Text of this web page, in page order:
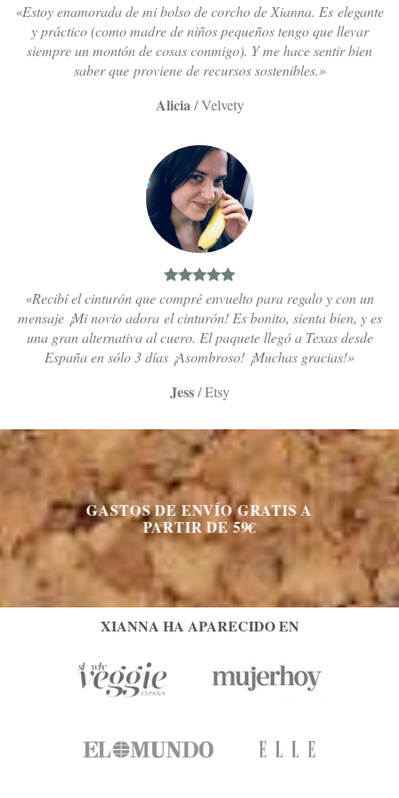
«Estoy enamorada de mi bolso de corcho de Xianna. Es elegante
y práctico (como madre de niños pequeños tengo que llevar
siempre un montón de cosas conmigo). Y me hace sentir bien
saber que proviene de recursos sostenibles.»
Alicia /Velvety
«Recibí el cinturón que compré envuelto para regalo y con un
mensaje ¡Mi novio adora el cinturón! Es bonito, sienta bien, y es
una gran alternativa al cuero. El paquete llegó a Texas desde
España en sólo 3 días ¡Asombroso! ¡Muchas gracias!»
Jess /Etsy
GASTOS DE ENVÍO GRATIS A
PARTIR DE 59€
XIANNA HA APARECIDO EN